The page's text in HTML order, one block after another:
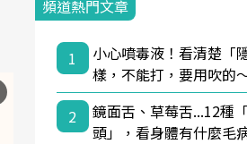
頻道熱門文章
1
小心噴毒液！看清楚「
樣，不能打，要用吹的
2
鏡面舌、草莓舌...12種
頭」，看身體有什麼毛